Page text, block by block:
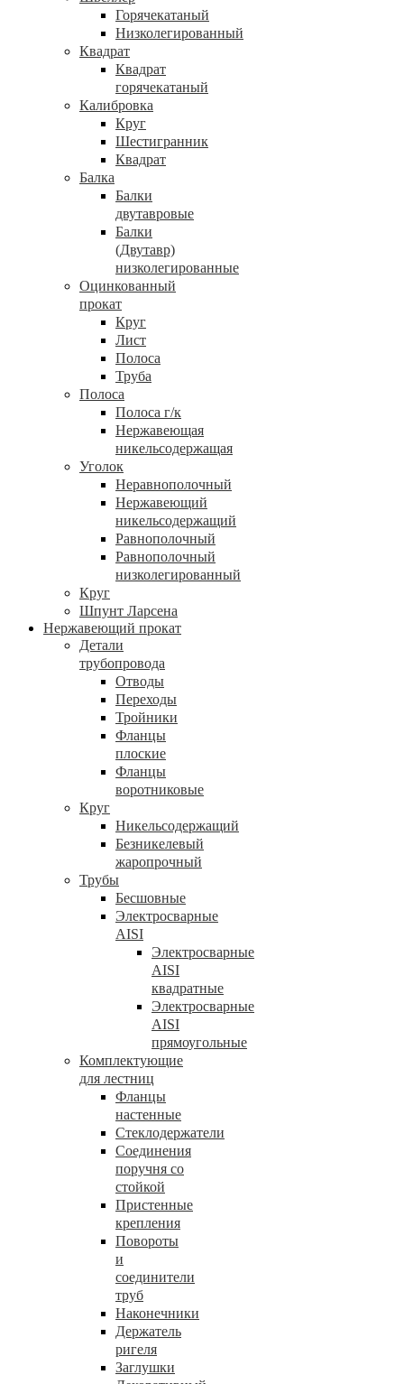
Горячекатаный
Низколегированный
Квадрат
Квадрат
горячекатаный
Калибровка
Круг
Шестигранник
Квадрат
Балка
Балки
двутавровые
Балки
(Двутавр)
низколегированные
Оцинкованный
прокат
Круг
Лист
Полоса
Труба
Полоса
Полоса г/к
Нержавеющая
никельсодержащая
Уголок
Неравнополочный
Нержавеющий
никельсодержащий
Равнополочный
Равнополочный
низколегированный
Круг
Шпунт Ларсена
Нержавеющий прокат
Детали
трубопровода
Отводы
Переходы
Тройники
Фланцы
плоские
Фланцы
воротниковые
Круг
Никельсодержащий
Безникелевый
жаропрочный
Трубы
Бесшовные
Электросварные
AISI
Электросварные
AISI
квадратные
Электросварные
AISI
прямоугольные
Комплектующие
для лестниц
Фланцы
настенные
Стеклодержатели
Соединения
поручня со
стойкой
Пристенные
крепления
Повороты
и
соединители
труб
Наконечники
Держатель
ригеля
Заглушки